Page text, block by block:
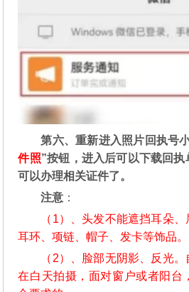
第六、重新进入照片回执号
件照”按钮，进入后可以下载回
可以办理相关证件了。
注意 ：
（1）、头发不能遮挡耳朵
耳环、项链、帽子、发卡等饰品。
（2）、脸部无阴影、反光
在白天拍摄，面对窗户或者阳台